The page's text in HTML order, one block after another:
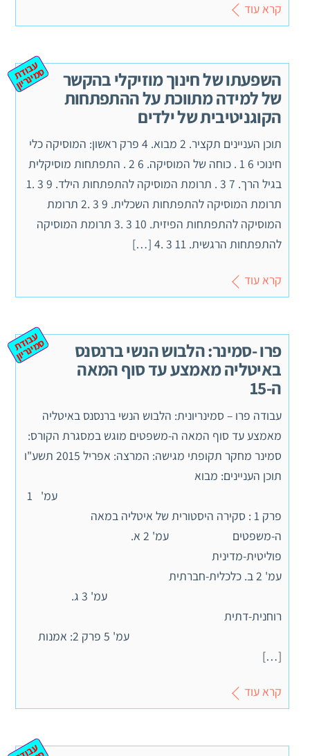
קרא עוד
השפעתו של חינוך מוזיקלי בהקשר
של למידה מתווכת על ההתפתחות
הקוגניטיבית של ילדים
ע
ב
וד
ת
ס
מ
ינ
ר
יון
תוכן העניינים תקציר. 2 מבוא. 4 פרק ראשון: המוסיקה כלי
חינוכי 6 1 . כוחה של המוסיקה. 6 2 . התפתחות מוסיקלית
בגיל הרך. 7 3 . תרומת המוסיקה להתפתחות הילד. 9 3 .1
תרומת המוסיקה להתפתחות השכלית. 9 3 .2 תרומת
המוסיקה להתפתחות הפיזית. 10 3 .3 תרומת המוסיקה
להתפתחות הרגשית. 11 3 .4 […]
קרא עוד
פרו -סמינר: הלבוש הנשי ברנסנס
באיטליה מאמצע עד סוף המאה
ה-15
ע
ב
וד
ת
ס
מ
ינ
ר
יון
עבודה פרו – סמינריונית: הלבוש הנשי ברנסנס באיטליה
מאמצע עד סוף המאה ה-משפטים מוגש במסגרת הקורס:
סמינר מחקר תקופתי מגישה: המרצה: אפריל 2015 תשע"ו
תוכן העניינים: מבוא
עמ' 1
פרק 1 : סקירה היסטורית של איטליה במאה
ה-משפטים עמ' 2 א.
פוליטית-מדינית
עמ' 2 ב. כלכלית-חברתית
עמ' 3 ג.
רוחנית-דתית
עמ' 5 פרק 2: אמנות
[…]
קרא עוד